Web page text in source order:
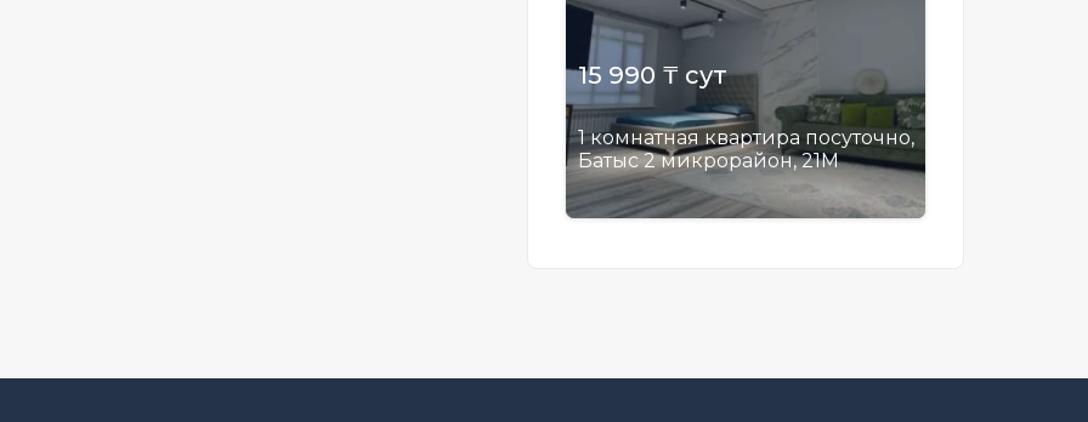
15 990 ₸ сут
1 комнатная квартира посуточно,
Батыс 2 микрорайон, 21М